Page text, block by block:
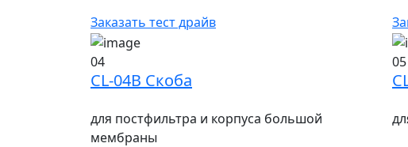
Заказать тест драйв
04
CL-04B Скоба
для постфильтра и корпуса большой
мембраны
05